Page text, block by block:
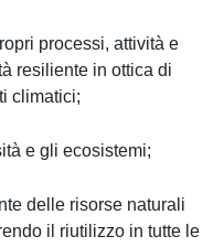
processi, attività e
resiliente in ottica di
climatici;
e gli ecosistemi;
delle risorse naturali
il riutilizzo in tutte le